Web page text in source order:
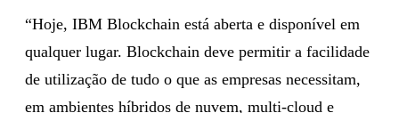
“Hoje, IBM Blockchain está aberta e disponível em
qualquer lugar. Blockchain deve permitir a facilidade
de utilização de tudo o que as empresas necessitam,
em ambientes híbridos de nuvem, multi-cloud e